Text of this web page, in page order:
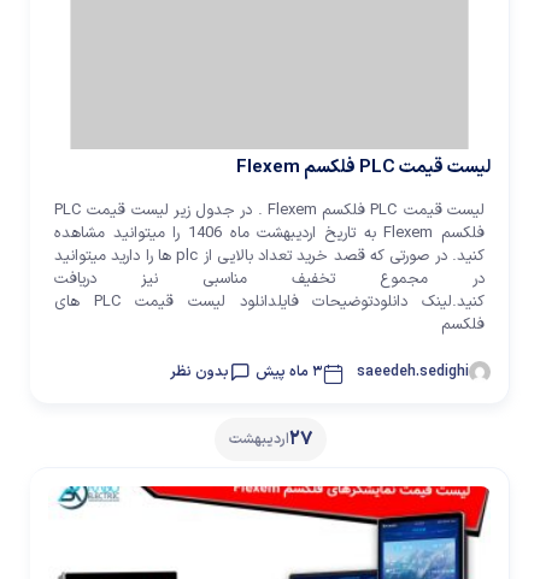
لیست قیمت PLC فلکسم Flexem
لیست قیمت PLC فلکسم Flexem . در جدول زیر لیست قیمت PLC
فلکسم Flexem به تاریخ اردیبهشت ماه 1406 را میتوانید مشاهده
کنید. در صورتی که قصد خرید تعداد بالایی از plc ها را دارید میتوانید
در مجموع تخفیف مناسبی نیز دریافت
کنید.لینک دانلودتوضیحات فایلدانلود لیست قیمت PLC های
فلکسم
saeedeh.sedighi 3 ماه پیش بدون نظر
27اردیبهشت